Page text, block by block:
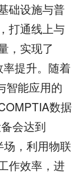
础设施与普
打通线上与
，实现了
提升。随着
智能应用的
数据
会达到
，利用物联
作效率，进